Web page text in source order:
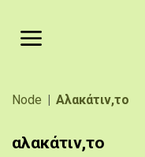
Breadcrumb
Node Αλακάτιν,το
αλακάτιν,το